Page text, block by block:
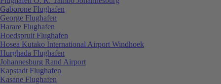
Gaborone Flughafen
George Flughafen
Harare Flughafen
Hoedspruit Flughafen
Hosea Kutako International Airport Windhoek
Hurghada Flughafen
Johannesburg Rand Airport
Kapstadt Flughafen
Kasane Flughafen